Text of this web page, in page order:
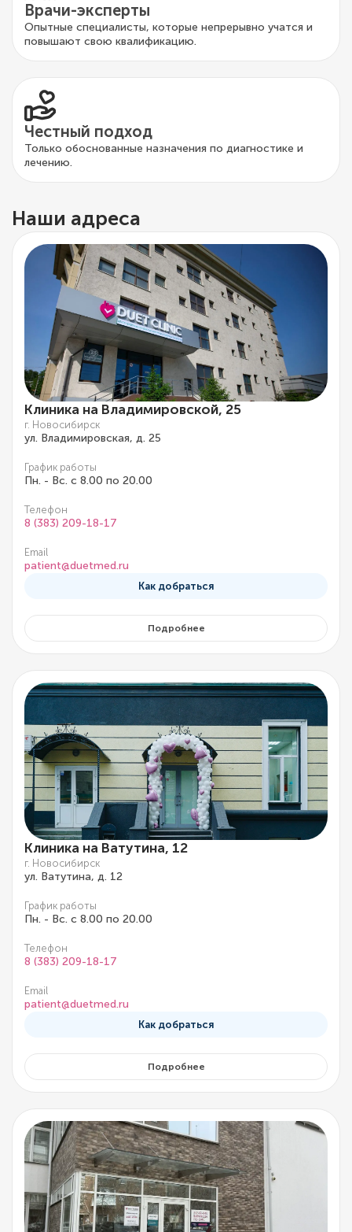
Врачи-эксперты
Опытные специалисты, которые непрерывно учатся и
повышают свою квалификацию.
Честный подход
Только обоснованные назначения по диагностике и
лечению.
Наши адреса
Клиника на Владимировской, 25
г. Новосибирск
ул. Владимировская, д. 25
График работы
Пн. - Вс. с 8.00 по 20.00
Телефон
8 (383) 209-18-17
Email
patient@duetmed.ru
Как добраться
Подробнее
Клиника на Ватутина, 12
г. Новосибирск
ул. Ватутина, д. 12
График работы
Пн. - Вс. с 8.00 по 20.00
Телефон
8 (383) 209-18-17
Email
patient@duetmed.ru
Как добраться
Подробнее